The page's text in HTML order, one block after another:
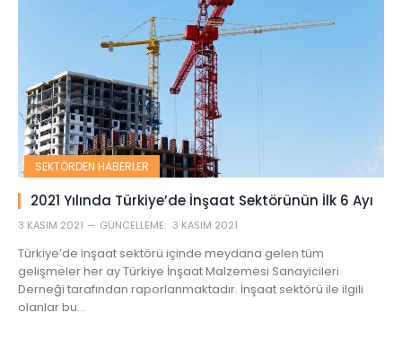
SEKTÖRDEN HABERLER
2021 Yılında Türkiye’de İnşaat Sektörünün İlk 6 Ayı
3 KASIM 2021 GÜNCELLEME: 3 KASIM 2021
Türkiye’de inşaat sektörü içinde meydana gelen tüm
gelişmeler her ay Türkiye İnşaat Malzemesi Sanayicileri
Derneği tarafından raporlanmaktadır. İnşaat sektörü ile ilgili
olanlar bu…